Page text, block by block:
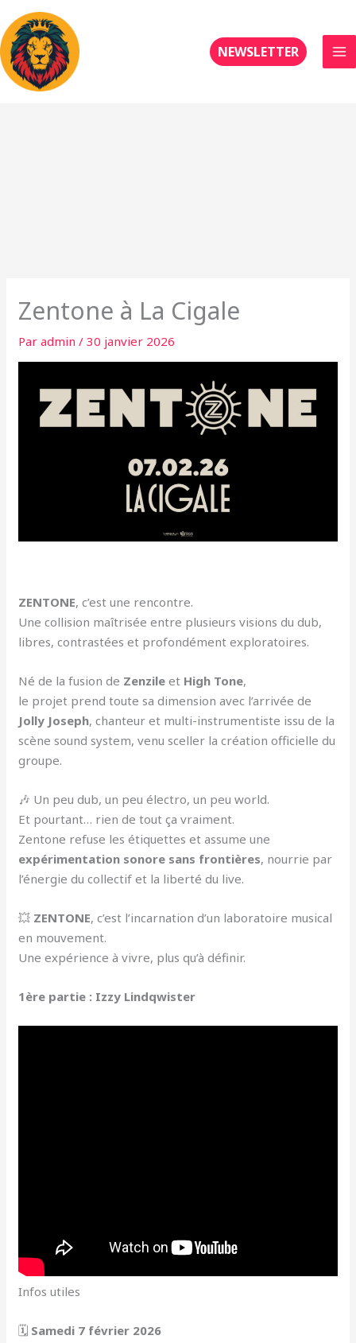
au
contenu
NEWSLETTER
Zentone à La Cigale
Paradmin/30 janvier 2026
ZENTONE, c’est une rencontre.
Une collision maîtrisée entre plusieurs visions du dub,
libres, contrastées et profondément exploratoires.
Né de la fusion de Zenzile et High Tone,
le projet prend toute sa dimension avec l’arrivée de
Jolly Joseph, chanteur et multi-instrumentiste issu de la
scène sound system, venu sceller la création officielle du
groupe.
🎶 Un peu dub, un peu électro, un peu world.
Et pourtant… rien de tout ça vraiment.
Zentone refuse les étiquettes et assume une
expérimentation sonore sans frontières, nourrie par
l’énergie du collectif et la liberté du live.
💥 ZENTONE, c’est l’incarnation d’un laboratoire musical
en mouvement.
Une expérience à vivre, plus qu’à définir.
1ère partie : Izzy Lindqwister
Infos utiles
🗓 Samedi 7 février 2026